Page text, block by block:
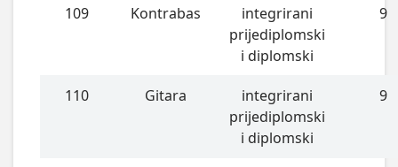
109 Kontrabas
integrirani
prijediplomski
i diplomski
9
110 Gitara
integrirani
prijediplomski
i diplomski
9